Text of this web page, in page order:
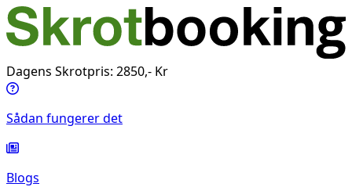
Dagens Skrotpris: 2850,- Kr
Sådan fungerer det
Blogs